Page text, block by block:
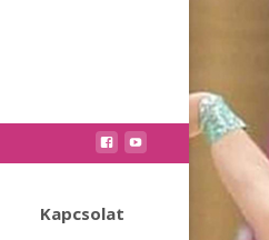
Kapcsolat